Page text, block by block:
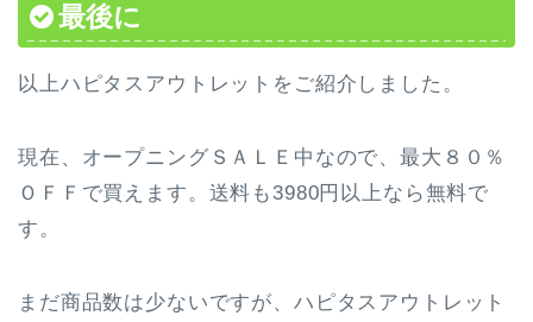
最後に
以上ハピタスアウトレットをご紹介しました。
現在、オープニングＳＡＬＥ中なので、最大８０％
ＯＦＦで買えます。送料も3980円以上なら無料で
す。
まだ商品数は少ないですが、ハピタスアウトレット